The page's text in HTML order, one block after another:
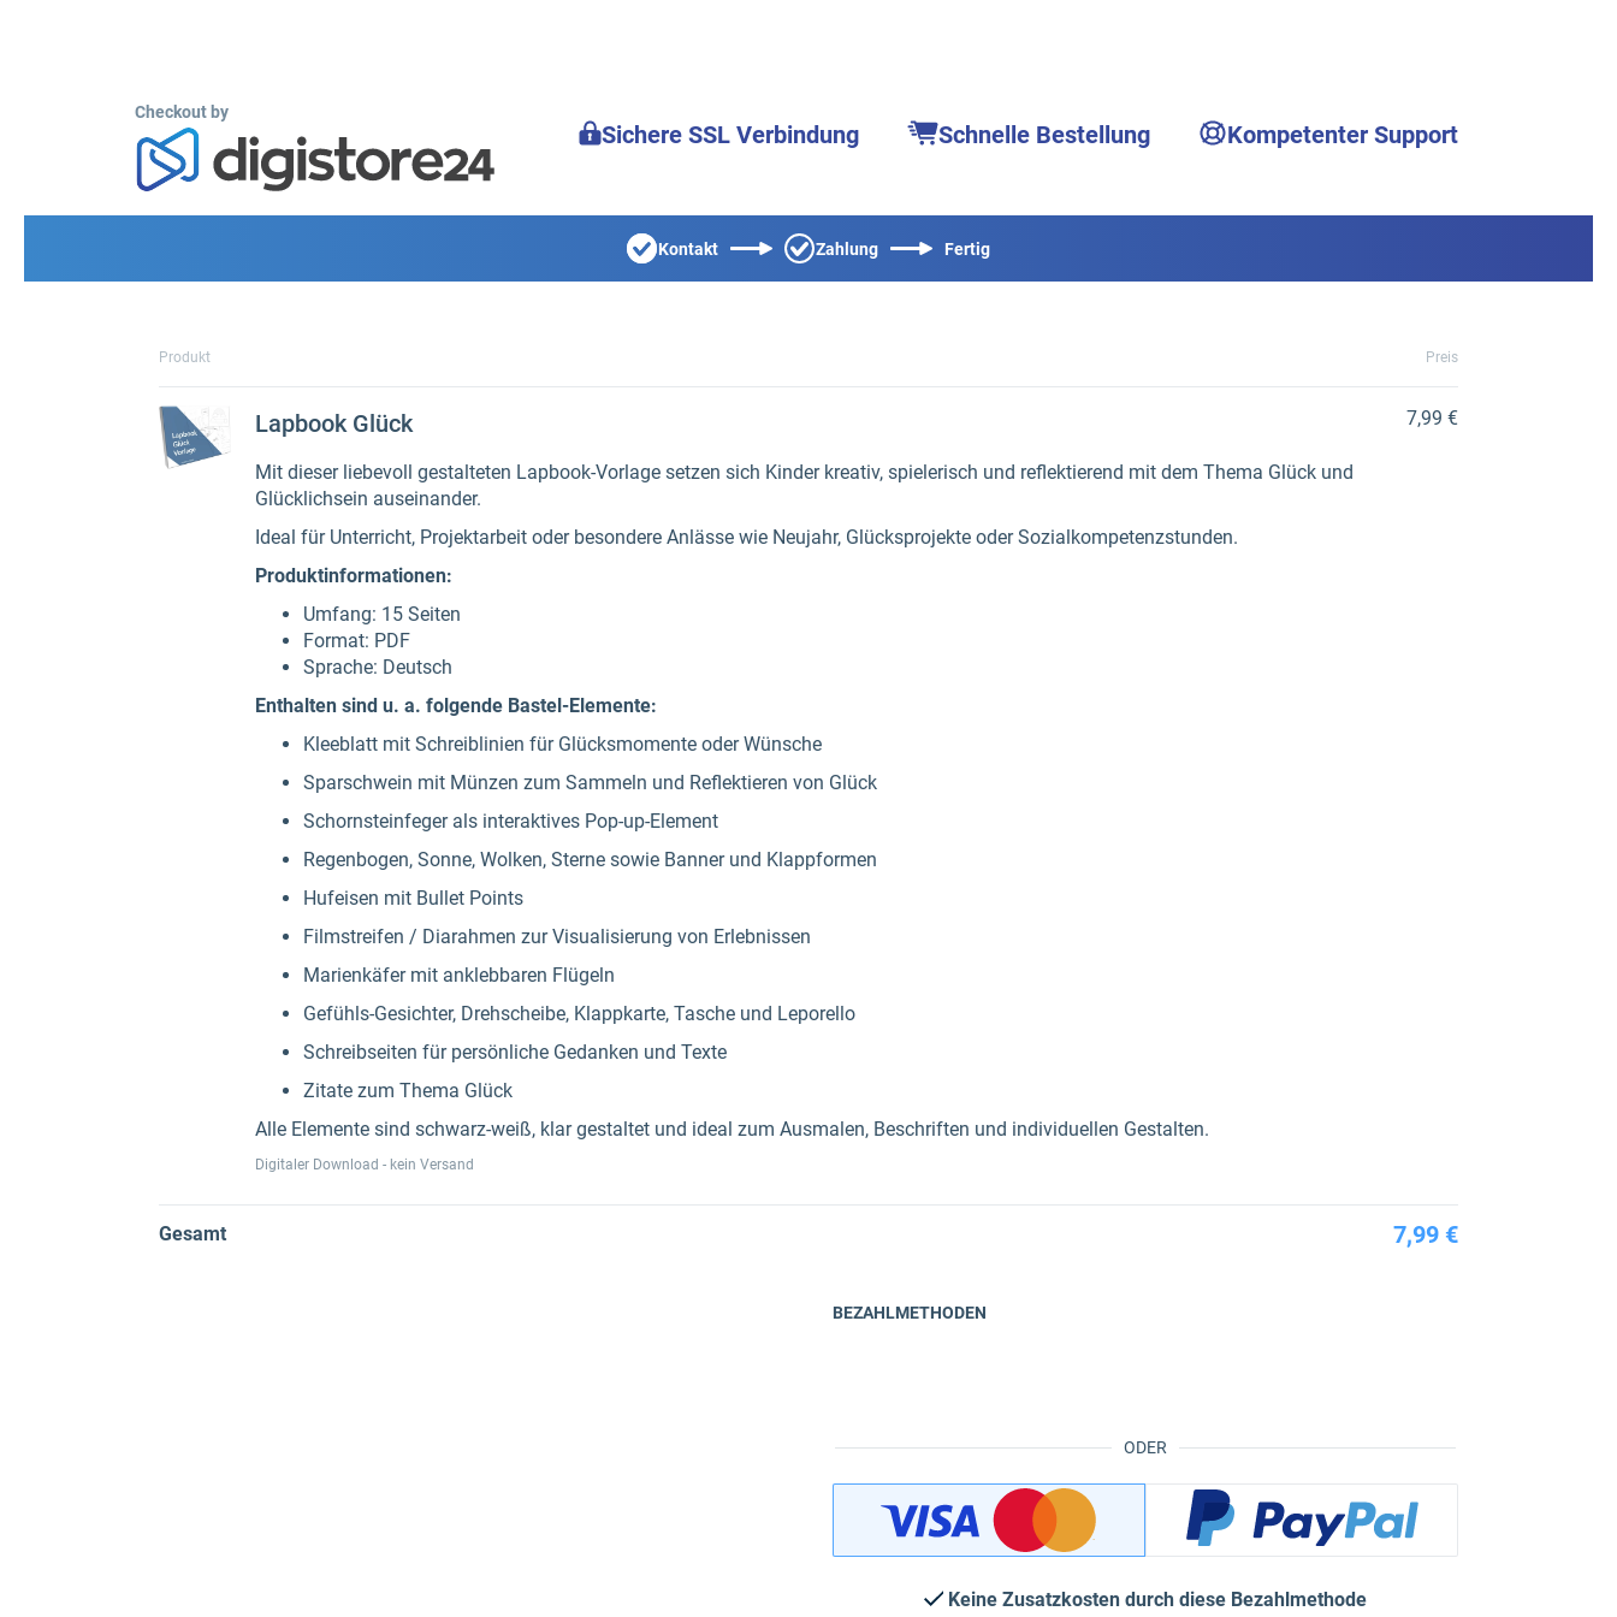
Checkout by
Sichere SSL Verbindung Schnelle Bestellung Kompetenter Support
Kontakt Zahlung Fertig
Produkt Preis
Lapbook Glück
Mit dieser liebevoll gestalteten Lapbook-Vorlage setzen sich Kinder kreativ, spielerisch und reflektierend mit dem Thema Glück und
Glücklichsein auseinander.
Ideal für Unterricht, Projektarbeit oder besondere Anlässe wie Neujahr, Glücksprojekte oder Sozialkompetenzstunden.
Produktinformationen:
Umfang: 15 Seiten
Format: PDF
Sprache: Deutsch
Enthalten sind u. a. folgende Bastel-Elemente:
Kleeblatt mit Schreiblinien für Glücksmomente oder Wünsche
Sparschwein mit Münzen zum Sammeln und Reflektieren von Glück
Schornsteinfeger als interaktives Pop-up-Element
Regenbogen, Sonne, Wolken, Sterne sowie Banner und Klappformen
Hufeisen mit Bullet Points
Filmstreifen / Diarahmen zur Visualisierung von Erlebnissen
Marienkäfer mit anklebbaren Flügeln
Gefühls-Gesichter, Drehscheibe, Klappkarte, Tasche und Leporello
Schreibseiten für persönliche Gedanken und Texte
Zitate zum Thema Glück
Alle Elemente sind schwarz-weiß, klar gestaltet und ideal zum Ausmalen, Beschriften und individuellen Gestalten.
Digitaler Download - kein Versand
7,99 €
Gesamt 7,99 €
ODER
BEZAHLMETHODEN
Keine Zusatzkosten durch diese Bezahlmethode